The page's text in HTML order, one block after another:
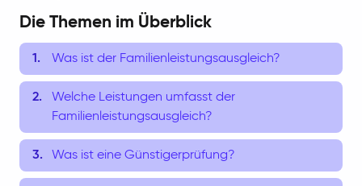
Die Themen im Überblick
Was ist der Familienleistungsausgleich?
Welche Leistungen umfasst der
Familienleistungsausgleich?
Was ist eine Günstigerprüfung?